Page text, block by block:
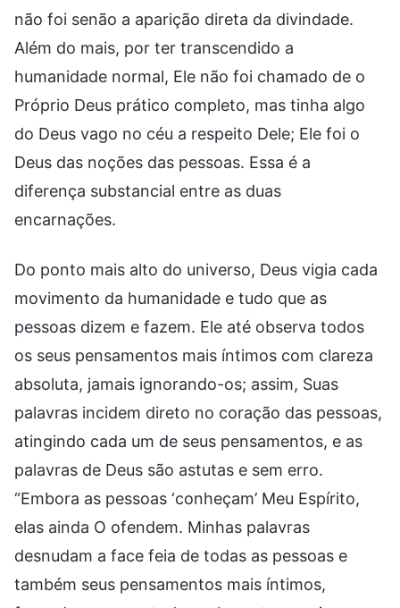
não foi senão a aparição direta da divindade.
Além do mais, por ter transcendido a
humanidade normal, Ele não foi chamado de o
Próprio Deus prático completo, mas tinha algo
do Deus vago no céu a respeito Dele; Ele foi o
Deus das noções das pessoas. Essa é a
diferença substancial entre as duas
encarnações.
Do ponto mais alto do universo, Deus vigia cada
movimento da humanidade e tudo que as
pessoas dizem e fazem. Ele até observa todos
os seus pensamentos mais íntimos com clareza
absoluta, jamais ignorando-os; assim, Suas
palavras incidem direto no coração das pessoas,
atingindo cada um de seus pensamentos, e as
palavras de Deus são astutas e sem erro.
“Embora as pessoas ‘conheçam’ Meu Espírito,
elas ainda O ofendem. Minhas palavras
desnudam a face feia de todas as pessoas e
também seus pensamentos mais íntimos,